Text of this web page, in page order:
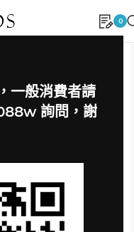
一般消費者請
詢問，謝
0